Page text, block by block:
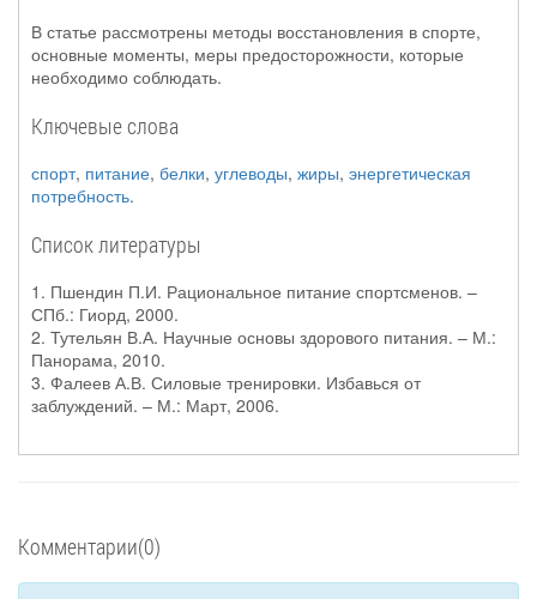
В статье рассмотрены методы восстановления в спорте,
основные моменты, меры предосторожности, которые
необходимо соблюдать.
Ключевые слова
спорт, питание, белки, углеводы, жиры, энергетическая
потребность.
Список литературы
1. Пшендин П.И. Рациональное питание спортсменов. –
СПб.: Гиорд, 2000.
2. Тутельян В.А. Научные основы здорового питания. – М.:
Панорама, 2010.
3. Фалеев А.В. Силовые тренировки. Избавься от
заблуждений. – М.: Март, 2006.
Комментарии(0)